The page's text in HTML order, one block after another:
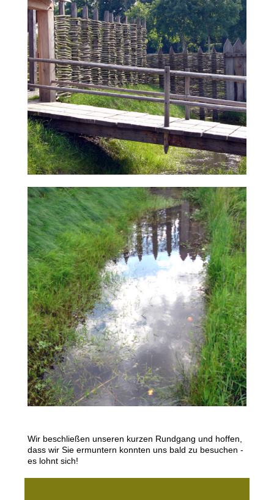
Wir beschließen unseren kurzen Rundgang und hoffen,
dass wir Sie ermuntern konnten uns bald zu besuchen -
es lohnt sich!